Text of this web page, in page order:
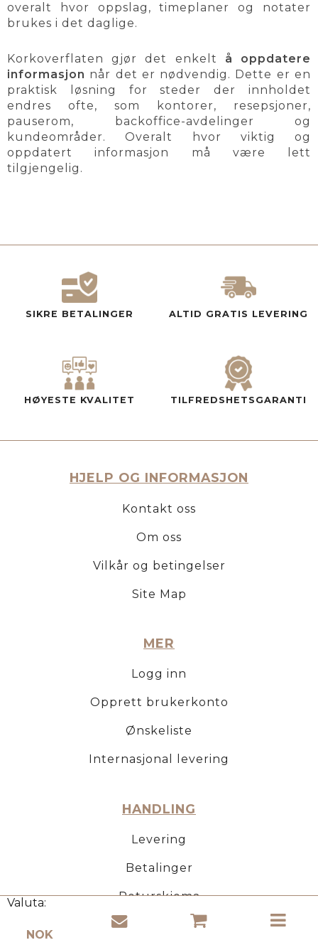
Valuta:
overalt hvor oppslag, timeplaner og notater
brukes i det daglige.
Korkoverflaten gjør det enkelt å oppdatere
informasjon når det er nødvendig. Dette er en
praktisk løsning for steder der innholdet
endres ofte, som kontorer, resepsjoner,
pauserom, backoffice-avdelinger og
kundeområder. Overalt hvor viktig og
oppdatert informasjon må være lett
tilgjengelig.
SIKRE BETALINGER ALTID GRATIS LEVERING
HØYESTE KVALITET TILFREDSHETSGARANTI
HJELP OG INFORMASJON
Kontakt oss
Om oss
Vilkår og betingelser
Site Map
MER
Logg inn
Opprett brukerkonto
Ønskeliste
Internasjonal levering
HANDLING
Levering
Betalinger
Returskjema
Toll og moms